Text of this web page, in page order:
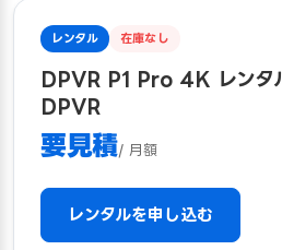
レンタル 在庫なし
DPVR P1 Pro 4K レンタ
DPVR
要見積/ 月額
レンタルを申し込む